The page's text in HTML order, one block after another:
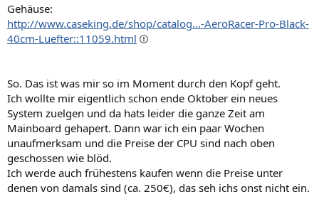
Gehäuse:
http://www.caseking.de/shop/catalog...-AeroRacer-Pro-Black-
40cm-Luefter::11059.html
So. Das ist was mir so im Moment durch den Kopf geht.
Ich wollte mir eigentlich schon ende Oktober ein neues
System zuelgen und da hats leider die ganze Zeit am
Mainboard gehapert. Dann war ich ein paar Wochen
unaufmerksam und die Preise der CPU sind nach oben
geschossen wie blöd.
Ich werde auch frühestens kaufen wenn die Preise unter
denen von damals sind (ca. 250€), das seh ichs onst nicht ein.